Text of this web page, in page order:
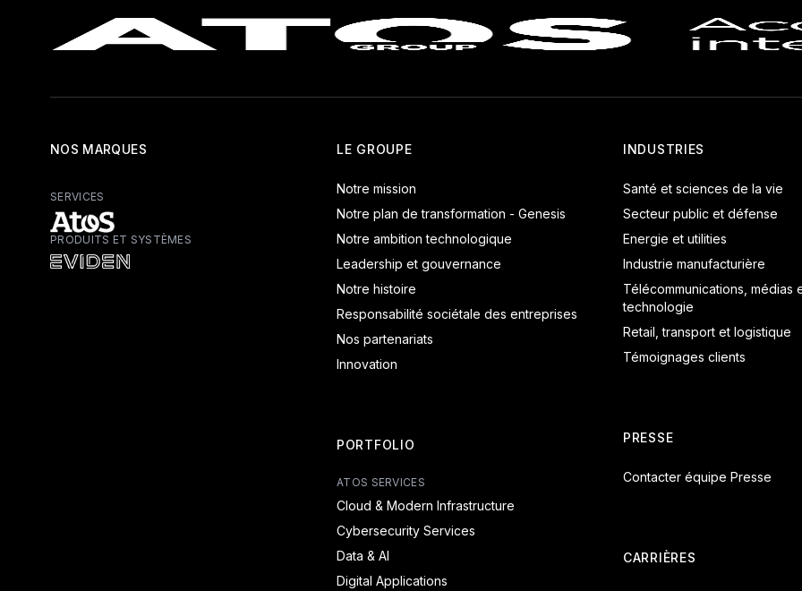
NOS MARQUES
SERVICES
Atos - Services
PRODUITS ET SYSTÈMES
LE GROUPE
Notre mission
Notre plan de transformation - Genesis
Notre ambition technologique
Leadership et gouvernance
Notre histoire
Responsabilité sociétale des entreprises
Nos partenariats
Innovation
PORTFOLIO
ATOS SERVICES
Cloud & Modern Infrastructure
Cybersecurity Services
Data & AI
Digital Applications
INDUSTRIES
Santé et sciences de la vie
Secteur public et défense
Energie et utilities
Industrie manufacturière
Télécommunications, médias
technologie
Retail, transport et logistique
Témoignages clients
PRESSE
Contacter équipe Presse
CARRIÈRES